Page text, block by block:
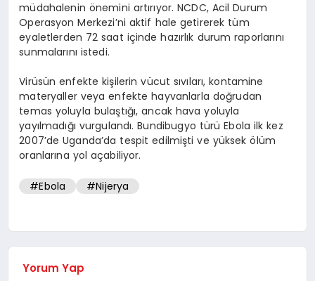
müdahalenin önemini artırıyor. NCDC, Acil Durum
Operasyon Merkezi’ni aktif hale getirerek tüm
eyaletlerden 72 saat içinde hazırlık durum raporlarını
sunmalarını istedi.
Virüsün enfekte kişilerin vücut sıvıları, kontamine
materyaller veya enfekte hayvanlarla doğrudan
temas yoluyla bulaştığı, ancak hava yoluyla
yayılmadığı vurgulandı. Bundibugyo türü Ebola ilk kez
2007’de Uganda’da tespit edilmişti ve yüksek ölüm
oranlarına yol açabiliyor.
#Ebola #Nijerya
Yorum Yap